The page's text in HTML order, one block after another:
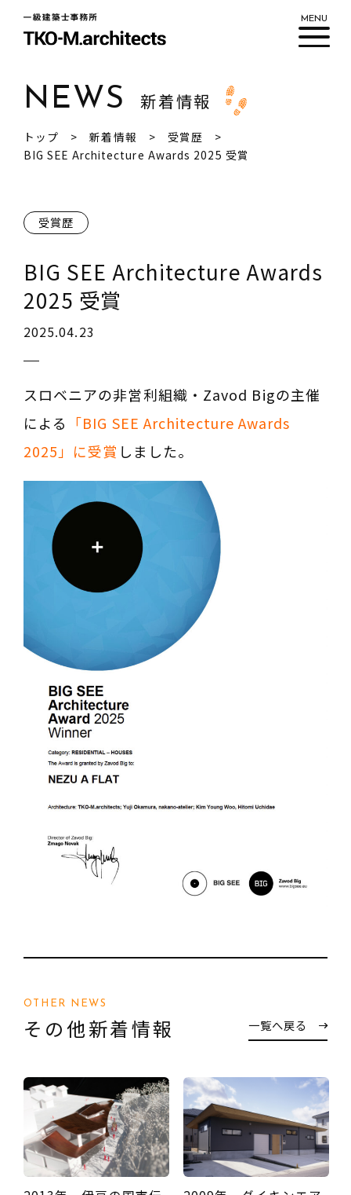
MENU
NEWS 新着情報
トップ 新着情報
受賞歴
BIG SEE Architecture Awards 2025 受賞
受賞歴
BIG SEE Architecture Awards
2025 受賞
2025.04.23
スロベニアの非営利組織・Zavod Bigの主催
による 「BIG SEE Architecture Awards
2025」に受賞 しました。
OTHER NEWS
その他新着情報 一覧へ戻る
私たちについて
ワークフロー
新着情報
お問い合わせフォーム
TEL03-3363-6130
TEL 03-3363-6130